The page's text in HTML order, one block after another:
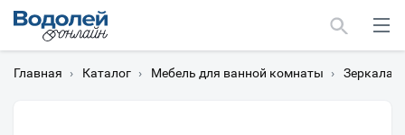
Главная › Каталог › Мебель для ванной комнаты › Зеркала